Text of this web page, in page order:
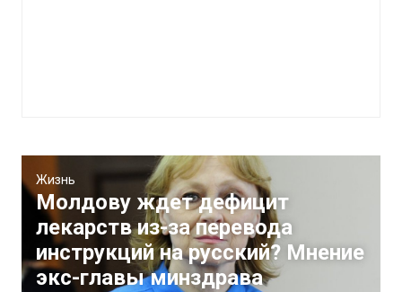
Жизнь
Молдову ждет дефицит
лекарств из-за перевода
инструкций на русский? Мнение
экс-главы минздрава